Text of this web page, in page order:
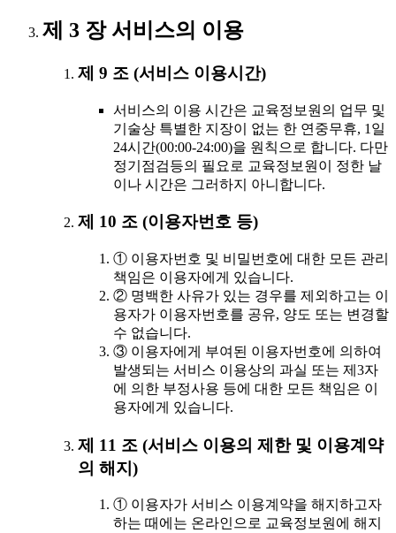
제 3 장 서비스의 이용
제 9 조 (서비스 이용시간)
서비스의 이용 시간은 교육정보원의 업무 및
기술상 특별한 지장이 없는 한 연중무휴, 1일
24시간(00:00-24:00)을 원칙으로 합니다. 다만
정기점검등의 필요로 교육정보원이 정한 날
이나 시간은 그러하지 아니합니다.
제 10 조 (이용자번호 등)
① 이용자번호 및 비밀번호에 대한 모든 관리
책임은 이용자에게 있습니다.
② 명백한 사유가 있는 경우를 제외하고는 이
용자가 이용자번호를 공유, 양도 또는 변경할
수 없습니다.
③ 이용자에게 부여된 이용자번호에 의하여
발생되는 서비스 이용상의 과실 또는 제3자
에 의한 부정사용 등에 대한 모든 책임은 이
용자에게 있습니다.
제 11 조 (서비스 이용의 제한 및 이용계약
의 해지)
① 이용자가 서비스 이용계약을 해지하고자
하는 때에는 온라인으로 교육정보원에 해지